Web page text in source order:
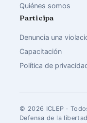
Quiénes somos
Participa
Denuncia una
Capacitación
Política de
© 2026 ICLEP ·
Defensa de la